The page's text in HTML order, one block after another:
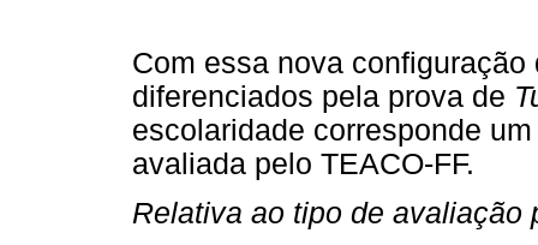
Com essa nova
diferenciados pela prova de
escolaridade corresponde
avaliada pelo TEACO-FF.
Relativa ao tipo de avaliação